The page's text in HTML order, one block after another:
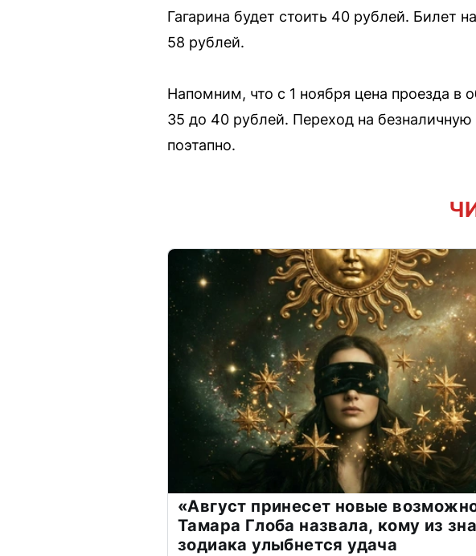
Гагарина будет стоить 40 рублей.
58 рублей.
Напомним, что с 1 ноября цена проезда в
35 до 40 рублей. Переход на
поэтапно.
«Август принесет новые
Тамара Глоба назвала, кому из
зодиака улыбнется удача